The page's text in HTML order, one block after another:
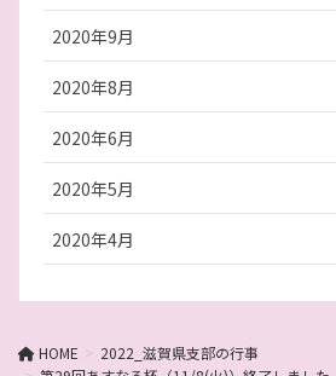
2020年9月
2020年8月
2020年6月
2020年5月
2020年4月
HOME
2022_滋賀県支部の行事